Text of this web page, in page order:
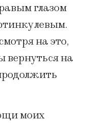
глазом
левым.
на это,
вернуться на
моих